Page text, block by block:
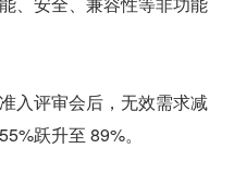
跃升至 89%。